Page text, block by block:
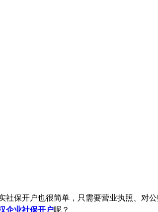
保开户也很简单，只需要营业执照、对
企业社保开户呢？